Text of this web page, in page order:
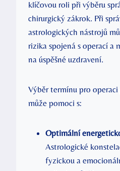
klíčovou roli při výběru
chirurgický zákrok. Při
astrologických nástrojů
rizika spojená s operací a
na úspěšné uzdravení.
Výběr termínu pro
může pomoci s:
Optimální
Astrologické
fyzickou a